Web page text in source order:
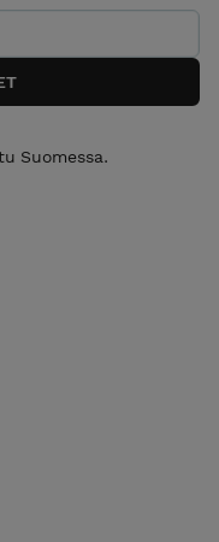
Suomessa.